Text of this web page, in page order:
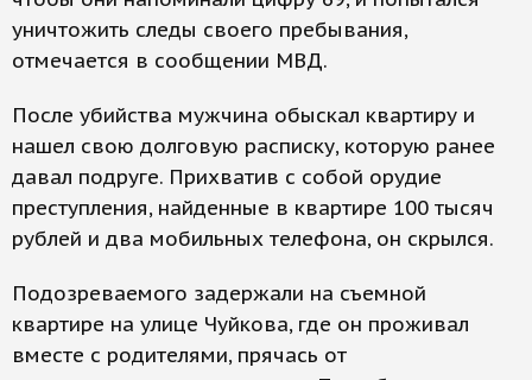
уничтожить следы своего пребывания,
отмечается в сообщении МВД.
После убийства мужчина обыскал квартиру и
нашел свою долговую расписку, которую ранее
давал подруге. Прихватив с собой орудие
преступления, найденные в квартире 100 тысяч
рублей и два мобильных телефона, он скрылся.
Подозреваемого задержали на съемной
квартире на улице Чуйкова, где он проживал
вместе с родителями, прячась от